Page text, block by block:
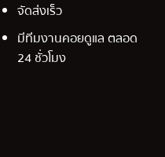
จัดส่งเร็ว
มีทีมงานคอยดูแล ตลอด
24 ชั่วโมง